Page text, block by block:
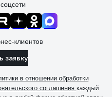
клиентов
заявку
в отношении обработки
соглашения каждый